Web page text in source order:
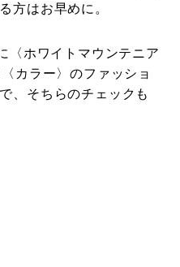
方はお早めに。
〈ホワイトマウンテニア
カラー〉のファッショ
、そちらのチェックも